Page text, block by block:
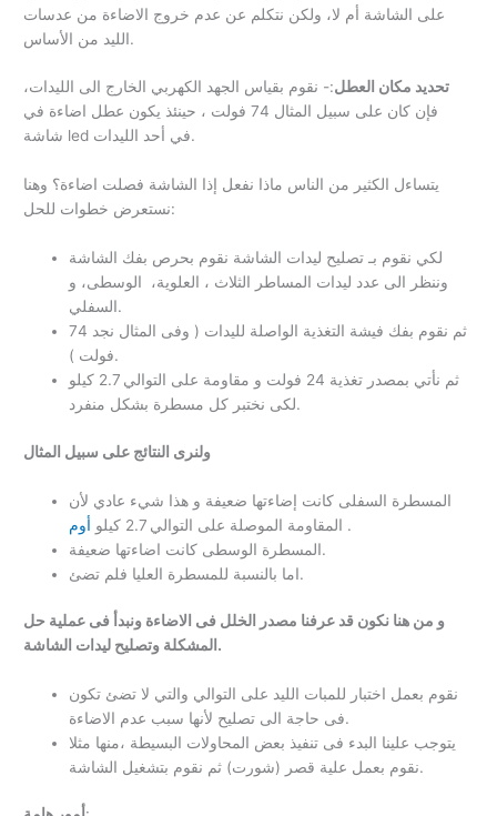
على الشاشة أم لا، ولكن نتكلم عن عدم خروج الاضاءة من عدسات
الليد من الأساس.
تحديد مكان العطل:- نقوم بقياس الجهد الكهربي الخارج الى الليدات،
فإن كان على سبيل المثال 74 فولت ، حينئذ يكون عطل اضاءة في
شاشة led في أحد الليدات.
يتساءل الكثير من الناس ماذا نفعل إذا الشاشة فصلت اضاءة؟ وهنا
نستعرض خطوات للحل:
لكي نقوم بـ تصليح ليدات الشاشة نقوم بحرص بفك الشاشة
وننظر الى عدد ليدات المساطر الثلاث ، العلوية، الوسطى، و
السفلي.
ثم نقوم بفك فيشة التغذية الواصلة لليدات ( وفى المثال نجد 74
فولت ).
ثم نأتي بمصدر تغذية 24 فولت و مقاومة على التوالي 2.7 كيلو
لكى نختبر كل مسطرة بشكل منفرد.
ولنرى النتائج على سبيل المثال
المسطرة السفلى كانت إضاءتها ضعيفة و هذا شيء عادي لأن
المقاومة الموصلة على التوالي 2.7 كيلو
أوم
.
المسطرة الوسطى كانت اضاءتها ضعيفة.
اما بالنسبة للمسطرة العليا فلم تضئ.
و من هنا نكون قد عرفنا مصدر الخلل فى الاضاءة ونبدأ فى عملية حل
المشكلة وتصليح ليدات الشاشة.
نقوم بعمل اختبار للمبات الليد على التوالي والتي لا تضئ تكون
فى حاجة الى تصليح لأنها سبب عدم الاضاءة.
يتوجب علينا البدء فى تنفيذ بعض المحاولات البسيطة ،منها مثلا
نقوم بعمل علية قصر (شورت) ثم نقوم بتشغيل الشاشة.